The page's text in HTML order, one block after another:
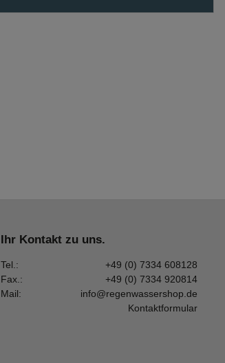
Ihr Kontakt zu uns.
Tel.:
+49 (0) 7334 608128
Fax.:
+49 (0) 7334 920814
Mail:
info@regenwassershop.de
Kontaktformular